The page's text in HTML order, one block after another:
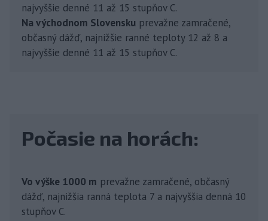
najvyššie denné 11 až 15 stupňov C.
Na východnom Slovensku prevažne zamračené,
občasný dážď, najnižšie ranné teploty 12 až 8 a
najvyššie denné 11 až 15 stupňov C.
Počasie na horách:
Vo výške 1000 m prevažne zamračené, občasný
dážď, najnižšia ranná teplota 7 a najvyššia denná 10
stupňov C.